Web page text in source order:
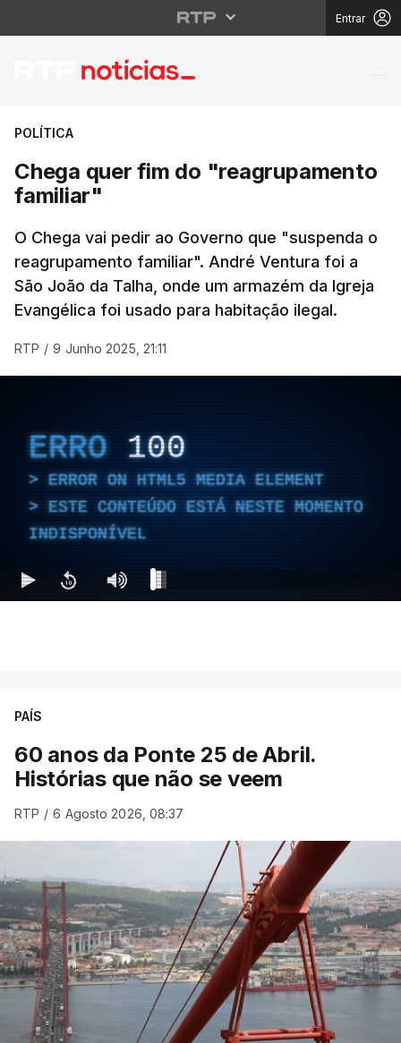
Entrar
Chega quer fim do
POLÍTICA
Chega quer fim do "reagrupamento
familiar"
O Chega vai pedir ao Governo que "suspenda o
reagrupamento familiar". André Ventura foi a
São João da Talha, onde um armazém da Igreja
Evangélica foi usado para habitação ilegal.
RTP / 9 Junho 2025, 21:11
ERRO 100
ERROR ON HTML5 MEDIA ELEMENT
ESTE CONTEÚDO ESTÁ NESTE MOMENTO
INDISPONÍVEL
PAÍS
60 anos da Ponte 25 de Abril.
Histórias que não se veem
RTP / 6 Agosto 2026, 08:37